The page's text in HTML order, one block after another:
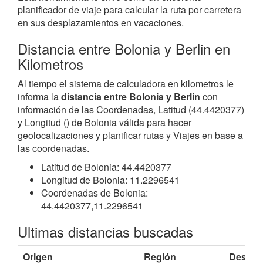
planificador de viaje para calcular la ruta por carretera
en sus desplazamientos en vacaciones.
Distancia entre Bolonia y Berlin en
Kilometros
Al tiempo el sistema de calculadora en kilometros le
informa ladistancia entre Bolonia y Berlin con
información de las Coordenadas, Latitud (44.4420377)
y Longitud () de Bolonia válida para hacer
geolocalizaciones y planificar rutas y Viajes en base a
las coordenadas.
Latitud de Bolonia: 44.4420377
Longitud de Bolonia: 11.2296541
Coordenadas de Bolonia:
44.4420377,11.2296541
Ultimas distancias buscadas
Origen Región
Destino